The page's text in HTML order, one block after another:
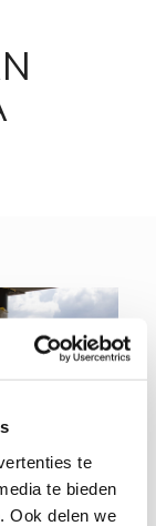
te
te bieden
Ook delen we